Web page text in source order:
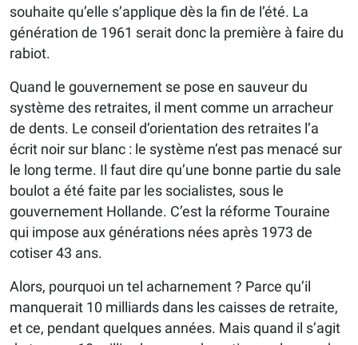
souhaite qu’elle s’applique dès la fin de l’été. La
génération de 1961 serait donc la première à faire du
rabiot.
Quand le gouvernement se pose en sauveur du
système des retraites, il ment comme un arracheur
de dents. Le conseil d’orientation des retraites l’a
écrit noir sur blanc : le système n’est pas menacé sur
le long terme. Il faut dire qu’une bonne partie du sale
boulot a été faite par les socialistes, sous le
gouvernement Hollande. C’est la réforme Touraine
qui impose aux générations nées après 1973 de
cotiser 43 ans.
Alors, pourquoi un tel acharnement ? Parce qu’il
manquerait 10 milliards dans les caisses de retraite,
et ce, pendant quelques années. Mais quand il s’agit